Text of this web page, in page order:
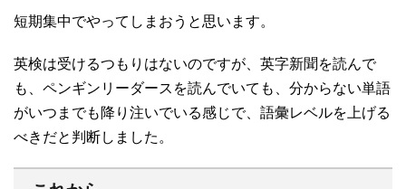
短期集中でやってしまおうと思います。
英検は受けるつもりはないのですが、英字新聞を読んで
も、ペンギンリーダースを読んでいても、分からない単語
がいつまでも降り注いでいる感じで、語彙レベルを上げる
べきだと判断しました。